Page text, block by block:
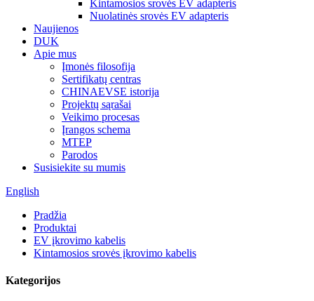
Kintamosios srovės EV adapteris
Nuolatinės srovės EV adapteris
Naujienos
DUK
Apie mus
Įmonės filosofija
Sertifikatų centras
CHINAEVSE istorija
Projektų sąrašai
Veikimo procesas
Įrangos schema
MTEP
Parodos
Susisiekite su mumis
English
Pradžia
Produktai
EV įkrovimo kabelis
Kintamosios srovės įkrovimo kabelis
Kategorijos